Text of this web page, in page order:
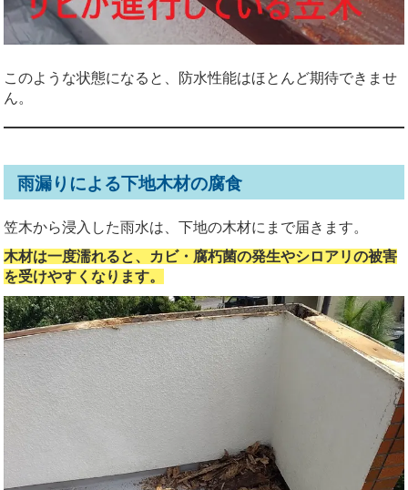
このような状態になると、防水性能はほとんど期待できませ
ん。
雨漏りによる下地木材の腐食
笠木から浸入した雨水は、下地の木材にまで届きます。
木材は一度濡れると、カビ・腐朽菌の発生やシロアリの被害
を受けやすくなります。